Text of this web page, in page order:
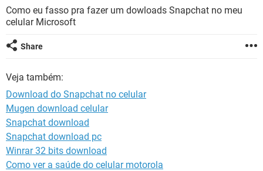
INSTAGRAM GMAIL
GUIA DE COMPRAS
OUTLOOK EXCEL
WHATSAPP
CELULAR
OUTLOOK
GUIA DE COMPRAS
Como eu fasso pra fazer um dowloads Snapchat no meu
celular Microsoft
Share
Veja também:
Download do Snapchat no celular
Mugen download celular
Snapchat download
Snapchat download pc
Winrar 32 bits download
Como ver a saúde do celular motorola